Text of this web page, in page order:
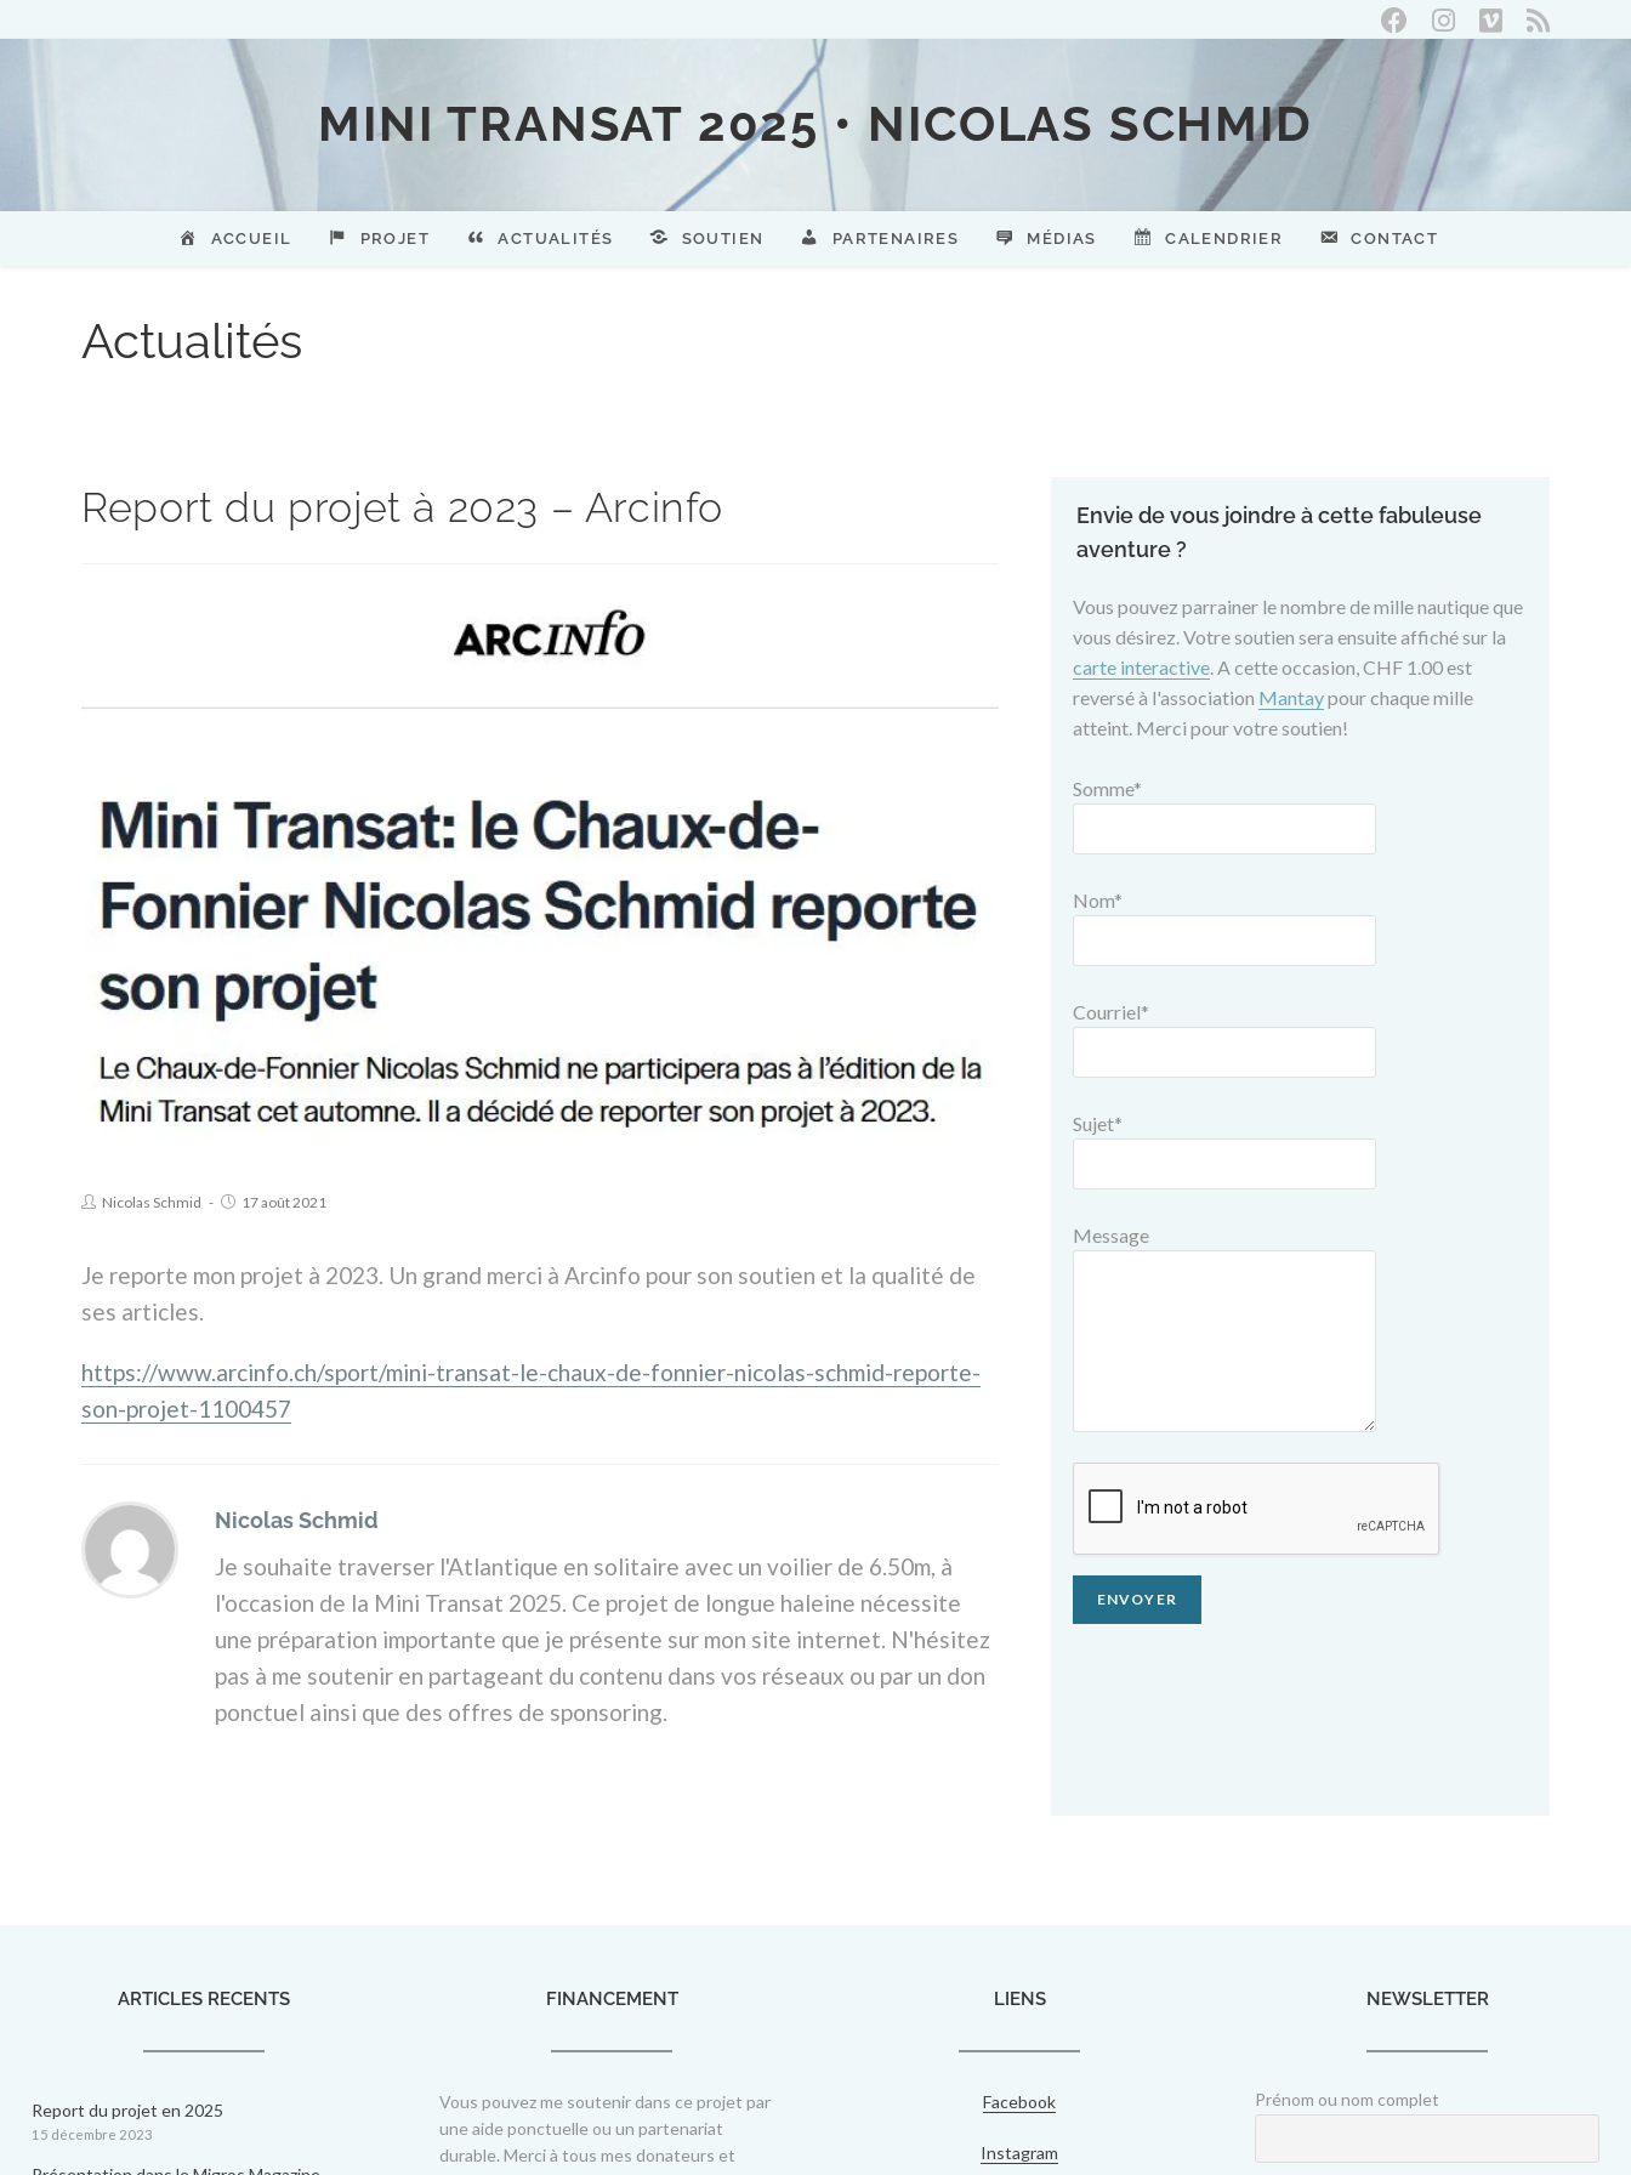
MINI TRANSAT 2025 • NICOLAS SCHMID
ACCUEIL PROJET ACTUALITÉS SOUTIEN PARTENAIRES MÉDIAS CALENDRIER CONTACT
Actualités
Report du projet à 2023 – Arcinfo
Nicolas Schmid 17 août 2021
Je reporte mon projet à 2023. Un grand merci à Arcinfo pour son soutien et la qualité de
ses articles.
https://www.arcinfo.ch/sport/mini-transat-le-chaux-de-fonnier-nicolas-schmid-reporte-
son-projet-1100457
Nicolas Schmid
Je souhaite traverser l'Atlantique en solitaire avec un voilier de 6.50m, à
l'occasion de la Mini Transat 2025. Ce projet de longue haleine nécessite
une préparation importante que je présente sur mon site internet. N'hésitez
pas à me soutenir en partageant du contenu dans vos réseaux ou par un don
ponctuel ainsi que des offres de sponsoring.
Envie de vous joindre à cette fabuleuse
aventure ?
Vous pouvez parrainer le nombre de mille nautique que
vous désirez. Votre soutien sera ensuite affiché sur la
carte interactive. A cette occasion, CHF 1.00 est
reversé à l'association Mantaypour chaque mille
atteint. Merci pour votre soutien!
Somme*
Nom*
Courriel*
Sujet*
Message
ARTICLES RECENTS
Report du projet en 2025
15 décembre 2023
FINANCEMENT
Vous pouvez me soutenir dans ce projet par
une aide ponctuelle ou un partenariat
durable. Merci à tous mes donateurs et
LIENS
Facebook
Instagram
NEWSLETTER
Prénom ou nom complet